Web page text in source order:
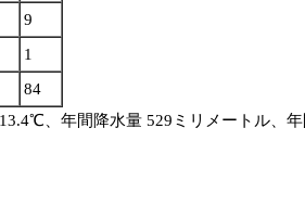
9
1
84
、年間降水量 529ミリメートル、